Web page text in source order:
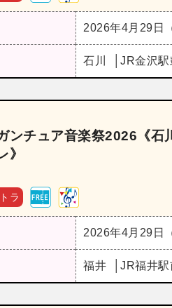
2026年4月29日
石川 JR金沢駅
ンチュア音楽祭2026《
》
ラ
2026年4月29日
福井 JR福井駅